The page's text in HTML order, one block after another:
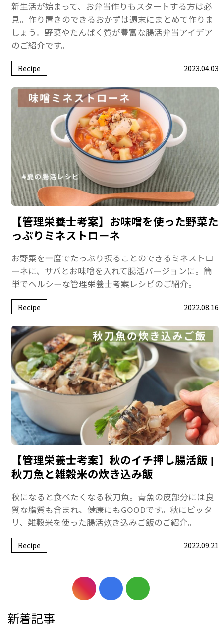
新生活が始まって、お弁当作りもスタートする方は必
見。作り置きのできるおかずは週末にまとめて作りま
しょう。野菜やたんぱく質が豊富な腸活弁当アイデア
のご紹介です。
Recipe 2023.04.03
【管理栄養士考案】お味噌を使った野菜た
っぷりミネストローネ
お野菜を一度でたっぷり摂ることのできるミネストロ
ーネに、サバとお味噌を入れて腸活バージョンに。簡
単でヘルシーな管理栄養士考案レシピのご紹介。
Recipe 2022.08.16
【管理栄養士考案】秋のイチ押し腸活飯 |
秋刀魚と雑穀米の炊き込み飯
秋になると食べたくなる秋刀魚。青魚の皮部分には良
質な脂質も含まれ、健康にもGOODです。秋にピッタ
リ、雑穀米を使った腸活炊き込みご飯のご紹介。
Recipe 2022.09.21
新着記事